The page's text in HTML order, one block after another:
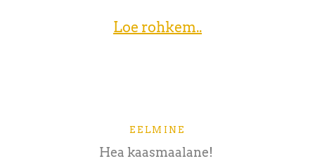
Loe rohkem..
EELMINE
Hea kaasmaalane!